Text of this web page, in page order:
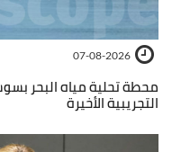
07-08-2026
محطة تحلية مياه البحر
التجريبية الأخيرة